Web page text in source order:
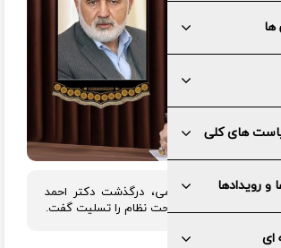
های کلی
رویدادها
ای
آملی لاریجانی در پیامی، درگذشت دکتر احمد
مجمع تشخیص مصلحت نظام را تسلیت گفت.